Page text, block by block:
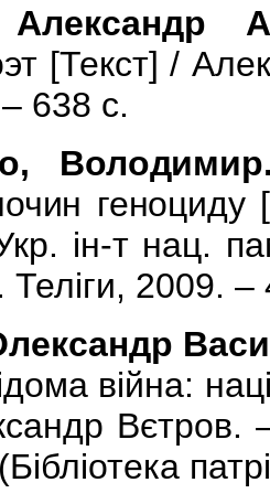
[Текст] /
638 с.
геноциду [
ін-т нац.
2009. –
війна:
Вєтров.